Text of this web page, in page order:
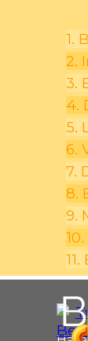
1.
2.
3.
4.
5.
6.
7.
8.
9.